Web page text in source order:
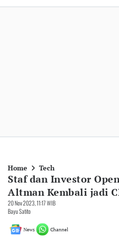
Home Tech
Staf dan Investor
Altman Kembali jadi
20 Nov 2023, 11:17 WIB
Bayu Satito
News Channel